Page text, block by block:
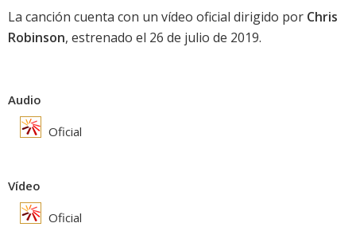
La canción cuenta con un vídeo oficial dirigido por Chris
Robinson, estrenado el 26 de julio de 2019.
Audio
Oficial
Vídeo
Oficial